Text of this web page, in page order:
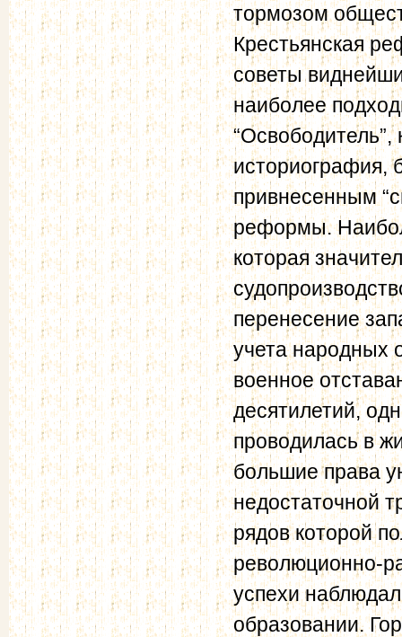
тормозом
Крестьянская
советы
наиболее
историография,
привнесенным
реформы.
которая
перенесение
учета народных
военное
десятилетий,
проводилась в
большие права
недостаточной
рядов которой
революционно-
успехи
образовании.